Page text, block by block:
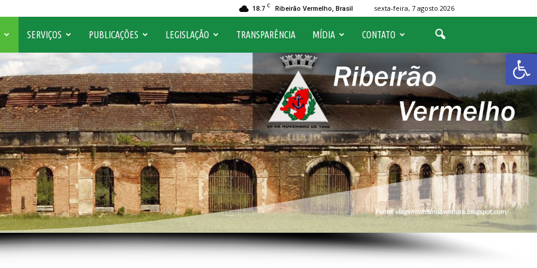
Abrir
18.7 C Ribeirão Vermelho, Brasil sexta-feira, 7 agosto 2026
SERVIÇOS PUBLICAÇÕES LEGISLAÇÃO TRANSPARÊNCIA MÍDIA CONTATO